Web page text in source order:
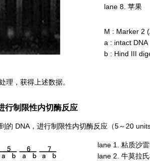
lane 8. 苹果
M : Marker 2
a : intact DNA
b : Hind III
，获得上述数据。
行制限性内切酶反应
DNA，进行制限性内切酶反应（5～20 units
lane 1. 粘质沙
lane 2. 牛莫拉